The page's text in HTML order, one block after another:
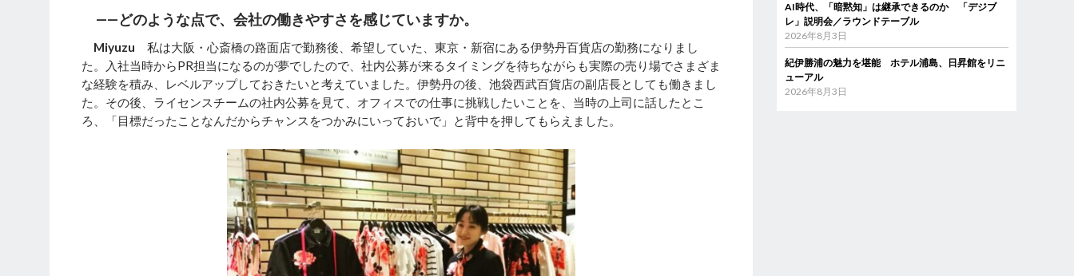
——どのような点で、会社の働きやすさを感じていますか。
Miyuzu 私は大阪・心斎橋の路面店で勤務後、希望していた、東京・新宿にある伊勢丹百貨店の勤務になりまし
た。入社当時からPR担当になるのが夢でしたので、社内公募が来るタイミングを待ちながらも実際の売り場でさまざま
な経験を積み、レベルアップしておきたいと考えていました。伊勢丹の後、池袋西武百貨店の副店長としても働きまし
た。その後、ライセンスチームの社内公募を見て、オフィスでの仕事に挑戦したいことを、当時の上司に話したとこ
ろ、「目標だったことなんだからチャンスをつかみにいっておいで」と背中を押してもらえました。
AI時代、「暗黙知」は継承できるのか 「デジブ
レ」説明会／ラウンドテーブル
2026年8月3日
紀伊勝浦の魅力を堪能 ホテル浦島、日昇館をリニ
ューアル
2026年8月3日